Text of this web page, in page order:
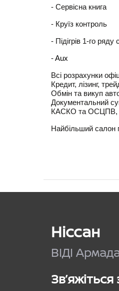
- Cервісна книга
- Круїз контроль
- Підігрів 1-го ряду
- Aux
Всі розрахунки
Кредит, лізинг,
Обмін та викуп
Документальний
КАСКО та ОСЦПВ,
Найбільший салон
Ніссан
ВІДІ